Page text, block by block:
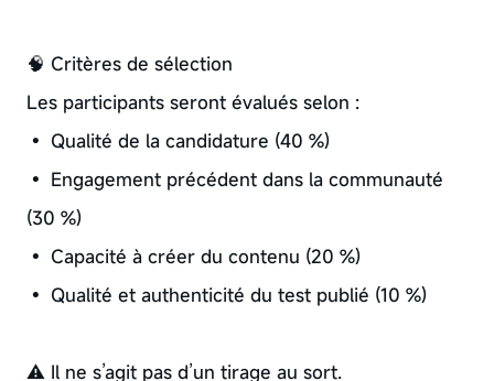
🧠 Critères de sélection
Les participants seront évalués selon :
• Qualité de la candidature (40 %)
• Engagement précédent dans la communauté
(30 %)
• Capacité à créer du contenu (20 %)
• Qualité et authenticité du test publié (10 %)
⚠️ Il ne s’agit pas d’un tirage au sort.